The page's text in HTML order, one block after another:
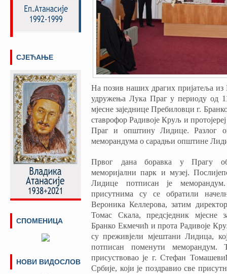
На позив наших драгих пријатеља
удружења Лука Праг у периоду од
мјесне заједнице Пребиловци г.
ставрофор Радивоје Круљ и
Праг и општину Лидице. Разлог
меморандума о сарадњи општине
Првог дана боравка у Прагу
меморијални парк и музеј.
Лидице потписан је
присутнима су се обратили
Вероника Келлерова, затим
Томас Скала, предсједник мјесне
Бранко Екмечић и прота Радивоје
су преживјели мјештани Лидица,
потписан поменути меморандум.
присуствовао је г. Стефан
Србије, који је поздравио све
СЈЕЋАЊЕ
СПОМЕНИЦА
НОВИ ВИДОСЛОВ